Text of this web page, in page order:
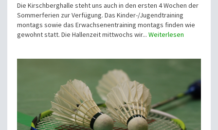
Die Kirschberghalle steht uns auch in den ersten 4 Wochen der
Sommerferien zur Verfügung. Das Kinder-/Jugendtraining
montags sowie das Erwachsenentraining montags finden wie
gewohnt statt. Die Hallenzeit mittwochs wir... Weiterlesen